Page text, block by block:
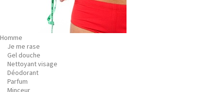
Homme
Je me rase
Gel douche
Nettoyant visage
Déodorant
Parfum
Minceur